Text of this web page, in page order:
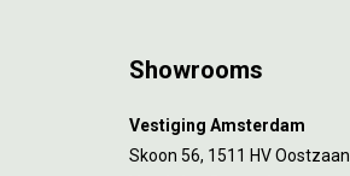
Showrooms
Vestiging Amsterdam
Skoon 56, 1511 HV Oostzaan